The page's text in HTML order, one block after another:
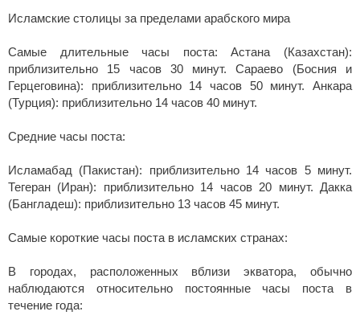
Исламские столицы за пределами арабского мира
Самые длительные часы поста: Астана (Казахстан):
приблизительно 15 часов 30 минут. Сараево (Босния и
Герцеговина): приблизительно 14 часов 50 минут. Анкара
(Турция): приблизительно 14 часов 40 минут.
Средние часы поста:
Исламабад (Пакистан): приблизительно 14 часов 5 минут.
Тегеран (Иран): приблизительно 14 часов 20 минут. Дакка
(Бангладеш): приблизительно 13 часов 45 минут.
Самые короткие часы поста в исламских странах:
В городах, расположенных вблизи экватора, обычно
наблюдаются относительно постоянные часы поста в
течение года: